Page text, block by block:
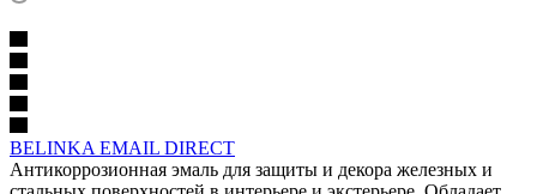
BELINKA EMAIL DIRECT
Антикоррозионная эмаль для защиты и декора железных и